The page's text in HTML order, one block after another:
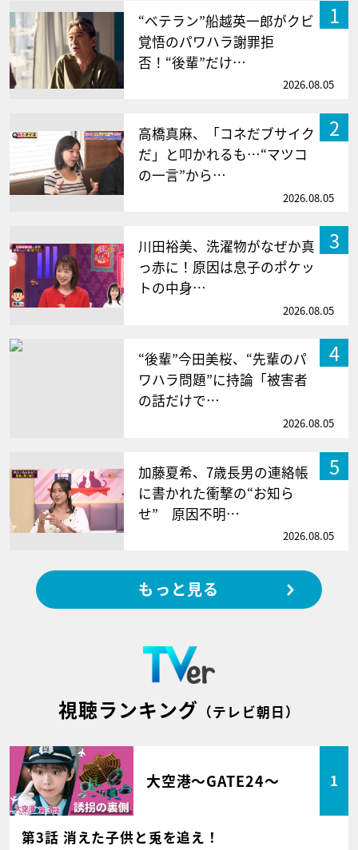
1
“ベテラン”船越英一郎がクビ
覚悟のパワハラ謝罪拒
否！“後輩”だけ…
2026.08.05
2
高橋真麻、「コネだブサイク
だ」と叩かれるも…“マツコ
の一言”から…
2026.08.05
3
川田裕美、洗濯物がなぜか真
っ赤に！原因は息子のポケッ
トの中身…
2026.08.05
4
“後輩”今田美桜、“先輩のパ
ワハラ問題”に持論「被害者
の話だけで…
2026.08.05
5
加藤夏希、7歳長男の連絡帳
に書かれた衝撃の“お知ら
せ” 原因不明…
2026.08.05
もっと見る
視聴ランキング （テレビ朝日）
大空港～GATE24～ 1
第3話 消えた子供と兎を追え！